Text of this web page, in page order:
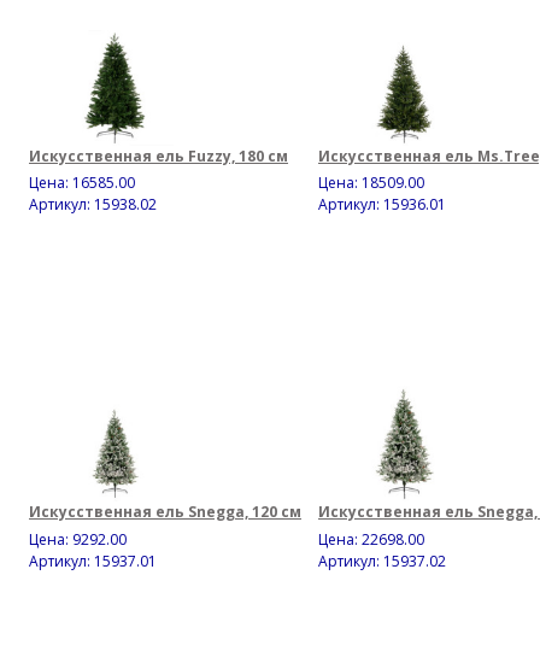
Искусственная ель Fuzzy, 180 см
Цена: 16585.00
Артикул: 15938.02
Искусственная ель
Цена: 18509.00
Артикул: 15936.01
Искусственная ель Snegga, 120 см
Цена: 9292.00
Артикул: 15937.01
Искусственная ель
Цена: 22698.00
Артикул: 15937.02